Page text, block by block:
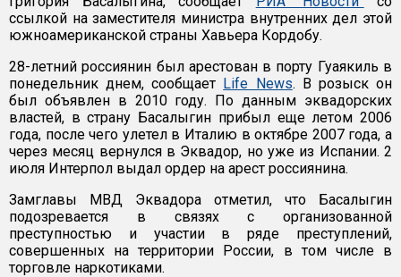
ссылкой на заместителя министра внутренних дел этой
южноамериканской страны Хавьера Кордобу.
28-летний россиянин был арестован в порту Гуаякиль в
понедельник днем, сообщает Life News. В розыск он
был объявлен в 2010 году. По данным эквадорских
властей, в страну Басалыгин прибыл еще летом 2006
года, после чего улетел в Италию в октябре 2007 года, а
через месяц вернулся в Эквадор, но уже из Испании. 2
июля Интерпол выдал ордер на арест россиянина.
Замглавы МВД Эквадора отметил, что Басалыгин
подозревается в связях с организованной
преступностью и участии в ряде преступлений,
совершенных на территории России, в том числе в
торговле наркотиками.